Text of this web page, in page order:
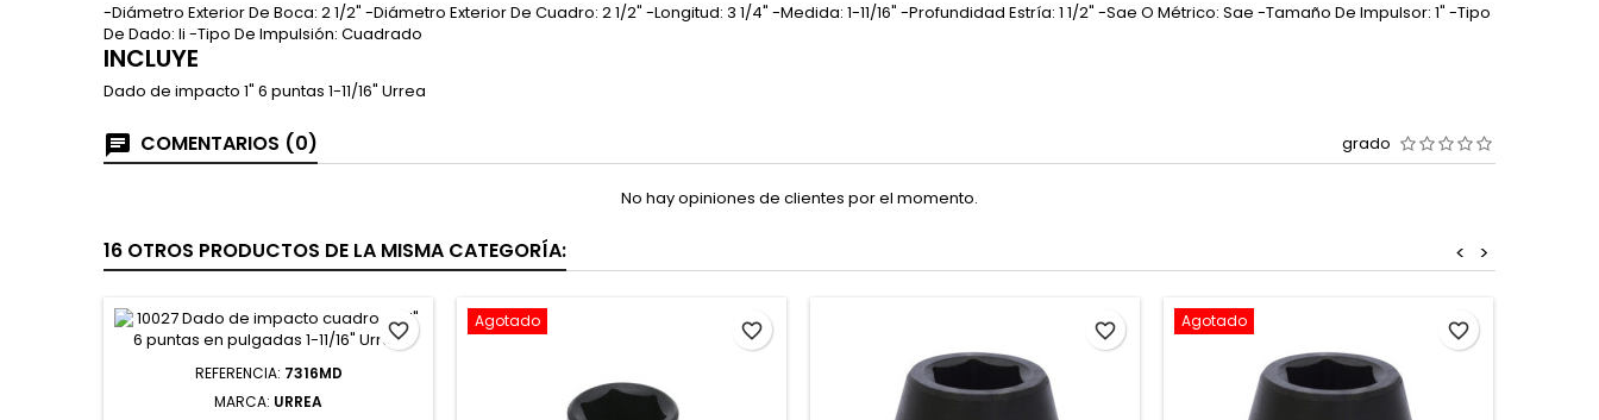
-Diámetro Exterior De Boca: 2 1/2" -Diámetro Exterior De Cuadro: 2 1/2" -Longitud: 3 1/4" -Medida: 1-11/16" -Profundidad Estría: 1 1/2" -Sae O Métrico: Sae -Tamaño De Impulsor: 1" -Tipo
De Dado: Ii -Tipo De Impulsión: Cuadrado
INCLUYE
Dado de impacto 1" 6 puntas 1-11/16" Urrea
COMENTARIOS (0) grado
No hay opiniones de clientes por el momento.
16 OTROS PRODUCTOS DE LA MISMA CATEGORÍA: >
<
REFERENCIA: 7316MD
MARCA: URREA
favorite_border Agotado favorite_border favorite_border Agotado favorite_border